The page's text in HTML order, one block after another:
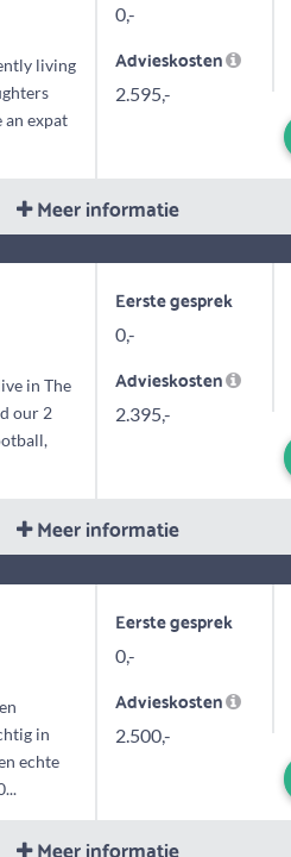
living
an expat
0,-
Advieskosten
2.595,-
Meer informatie
in The
our 2
Eerste gesprek
0,-
Advieskosten
2.395,-
Meer informatie
in
echte
Eerste gesprek
0,-
Advieskosten
2.500,-
Meer informatie